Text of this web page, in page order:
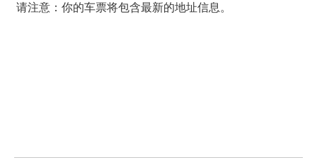
请注意：你的车票将包含最新的地址信息。